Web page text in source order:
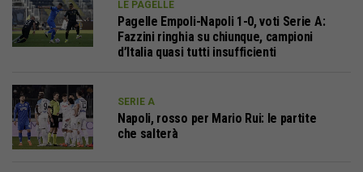
LE PAGELLE
Pagelle Empoli-Napoli 1-0, voti Serie A:
Fazzini ringhia su chiunque, campioni
d’Italia quasi tutti insufficienti
SERIE A
Napoli, rosso per Mario Rui: le partite
che salterà